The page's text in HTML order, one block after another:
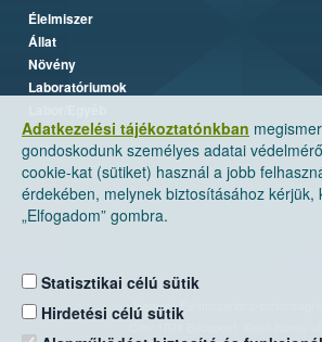
Adatkezelési tájékoztatónkban
gondoskodunk személyes adatai
cookie-kat (sütiket) használ a jobb
érdekében, melynek biztosításához kérjük,
„Elfogadom” gombra.
Statisztikai célú sütik
Hirdetési célú sütik
Élelmiszer
Állat
Növény
Laboratóriumok
Nemzeti Élelmiszerlánc-biztonsági